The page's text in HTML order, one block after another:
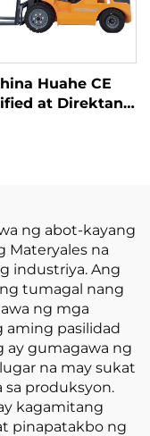
Huahe CE
at Direktang
ng abot-kayang
Materyales na
industriya. Ang
tumagal nang
ng mga
aming pasilidad
ay gumagawa ng
na may sukat
sa produksyon.
kagamitang
pinapatakbo ng